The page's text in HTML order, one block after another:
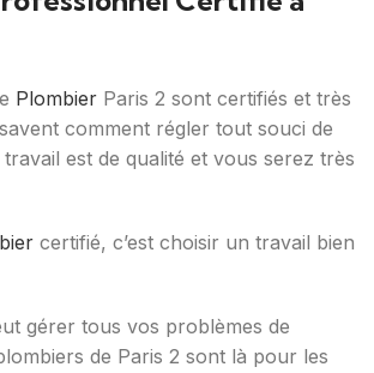
Plombier Paris 2 sont certifiés et très
comment régler tout souci de
est de qualité et vous serez très
certifié, c’est choisir un travail bien
gérer tous vos problèmes de
de Paris 2 sont là pour les